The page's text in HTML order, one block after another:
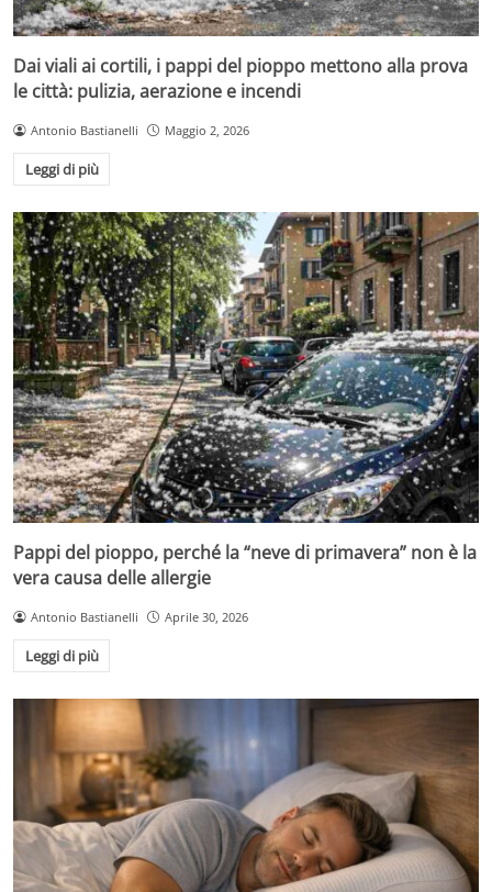
Dai viali ai cortili, i pappi del pioppo mettono alla prova
le città: pulizia, aerazione e incendi
Antonio Bastianelli Maggio 2, 2026
Leggi di più
Pappi del pioppo, perché la “neve di primavera” non è la
vera causa delle allergie
Antonio Bastianelli Aprile 30, 2026
Leggi di più